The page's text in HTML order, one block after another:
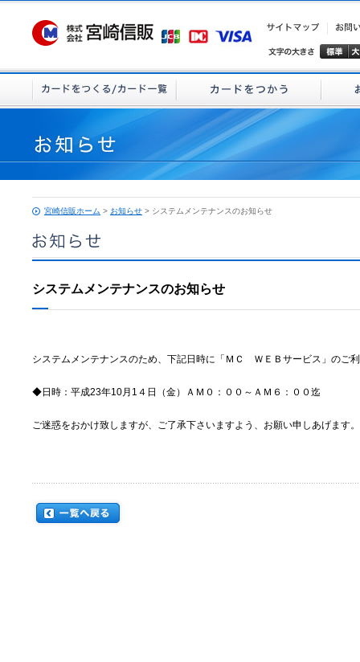
宮崎信販ホーム > お知らせ > システムメンテナンスのお知らせ
システムメンテナンスのお知らせ
システムメンテナンスのため、下記日時に「ＭＣ ＷＥＢサービス」のご
◆日時：平成23年10月1４日（金）ＡＭ０：００～ＡＭ６：００迄
ご迷惑をおかけ致しますが、ご了承下さいますよう、お願い申しあげます。